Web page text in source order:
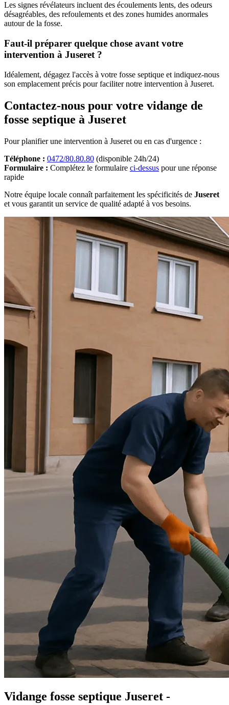
Les signes révélateurs incluent des écoulements lents, des odeurs
désagréables, des refoulements et des zones humides anormales
autour de la fosse.
Faut-il préparer quelque chose avant votre
intervention à Juseret ?
Idéalement, dégagez l'accès à votre fosse septique et indiquez-nous
son emplacement précis pour faciliter notre intervention à Juseret.
Contactez-nous pour votre vidange de
fosse septique à Juseret
Pour planifier une intervention à Juseret ou en cas d'urgence :
Téléphone : 0472/80.80.80 (disponible 24h/24)
Formulaire : Complétez le formulaire ci-dessus pour une réponse
rapide
Notre équipe locale connaît parfaitement les spécificités de Juseret
et vous garantit un service de qualité adapté à vos besoins.
Vidange fosse septique Juseret -